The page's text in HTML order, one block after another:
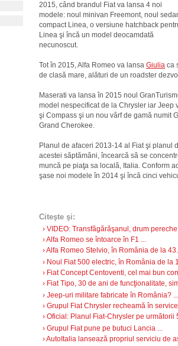
2015, când brandul Fiat va lansa 4 noi
modele: noul minivan Freemont, noul
compact Linea, o versiune hatchback
Linea şi încă un model deocamdată
necunoscut.
Tot în 2015, Alfa Romeo va lansa Giulia ca
de clasă mare, alături de un roadster
Maserati va lansa în 2015 noul
model nespecificat de la Chrysler iar
şi Compass şi un nou vârf de gamă numit
Grand Cherokee.
Planul de afaceri 2013-14 al Fiat şi planul
acestei săptămâni, încearcă să se
muncă pe piaţa sa locală, Italia. Conform
şase noi modele în 2014 şi încă cinci
Citeşte şi:
› VIDEO: Transfăgărăşanul, drum
› Alfa Romeo se întoarce în F1 ...
› Alfa Romeo Stelvio, în România de la
› Noul Fiat 500 electric, în România de la
› Fiat Concept Centoventi, cel mai bun
› Fiat Tipo, 30 de ani de funcţionalitate,
› Jeep-uri militare fabricate în România? ...
› Grupul Fiat Chrysler recheamă în
› Oficial: Planul Fiat-Chrysler pe următorii
› Grupul Fiat pune pe butuci Lancia ...
› AutoItalia lansează propriul serviciu de